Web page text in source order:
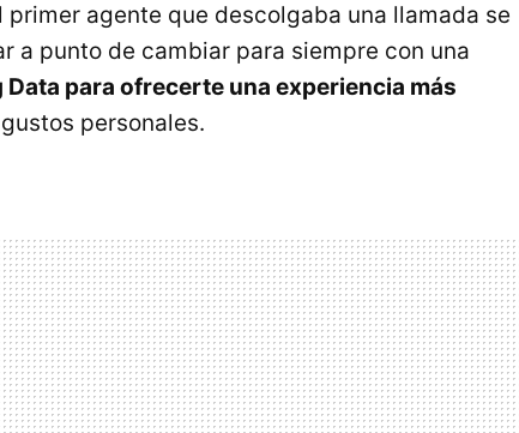
agente que descolgaba una llamada se
a punto de cambiar para siempre con una
Data para ofrecerte una experiencia más
personales.